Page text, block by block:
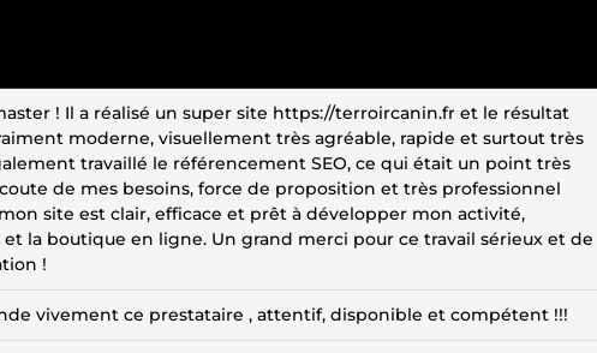
! Il a réalisé un super site https://terroircanin.fr et le résultat
moderne, visuellement très agréable, rapide et surtout très
travaillé le référencement SEO, ce qui était un point très
de mes besoins, force de proposition et très professionnel
site est clair, efficace et prêt à développer mon activité,
la boutique en ligne. Un grand merci pour ce travail sérieux et de
!
vivement ce prestataire , attentif, disponible et compétent !!!